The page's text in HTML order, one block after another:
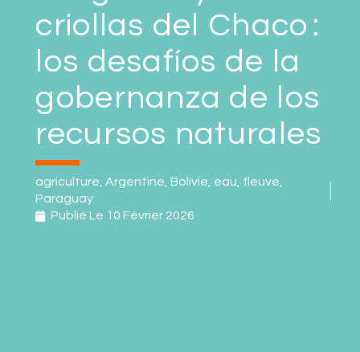
criollas del Chaco :
los desafíos de la
gobernanza de los
recursos naturales
agriculture,Argentine,Bolivie, eau, fleuve,
Paraguay
Publié Le 10 Février 2026